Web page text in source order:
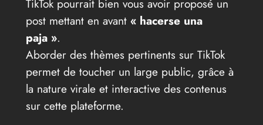
TikTok pourrait bien vous avoir proposé un
post mettant en avant « hacerse una
paja ».
Aborder des thèmes pertinents sur TikTok
permet de toucher un large public, grâce à
la nature virale et interactive des contenus
sur cette plateforme.